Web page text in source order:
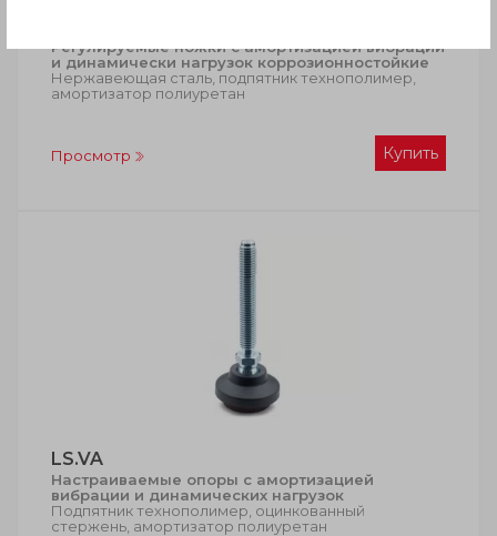
Регулируемые ножки с амортизацией вибрации
и динамически нагрузок коррозионностойкие
Нержавеющая сталь, подпятник технополимер,
амортизатор полиуретан
Просмотр Купить
LS.VA
Настраиваемые опоры с амортизацией
вибрации и динамических нагрузок
Подпятник технополимер, оцинкованный
стержень, амортизатор полиуретан